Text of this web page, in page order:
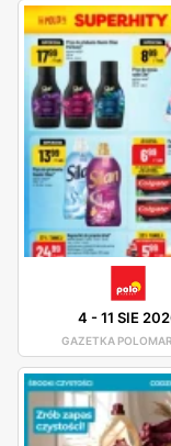
4 -11 SIE
GAZETKA